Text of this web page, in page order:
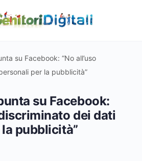
su Facebook: “No all’uso
per la pubblicità”
su Facebook:
dei dati
pubblicità”